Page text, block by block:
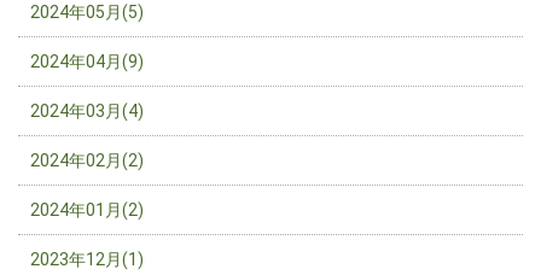
2024年05月(5)
2024年04月(9)
2024年03月(4)
2024年02月(2)
2024年01月(2)
2023年12月(1)